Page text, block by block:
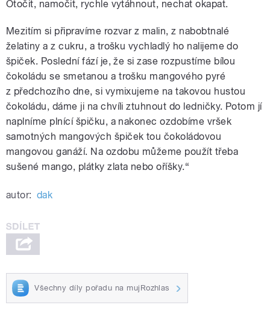
Otočit, namočit, rychle vytáhnout, nechat okapat.
Mezitím si připravíme rozvar z malin, z nabobtnalé
želatiny a z cukru, a trošku vychladlý ho nalijeme do
špiček. Poslední fází je, že si zase rozpustíme bílou
čokoládu se smetanou a trošku mangového pyré
z předchozího dne, si vymixujeme na takovou hustou
čokoládu, dáme ji na chvíli ztuhnout do ledničky. Potom jí
naplníme plnící špičku, a nakonec ozdobíme vršek
samotných mangových špiček tou čokoládovou
mangovou ganáží. Na ozdobu můžeme použít třeba
sušené mango, plátky zlata nebo oříšky.“
autor: dak
Všechny díly pořadu na mujRozhlas